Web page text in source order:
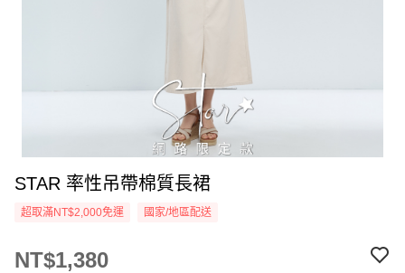
STAR 率性吊帶棉質長裙
超取滿NT$2,000免運 國家/地區配送
NT$1,380